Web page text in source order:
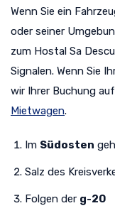
Wenn Sie ein
oder seiner
zum Hostal Sa
Signalen. Wenn Sie
wir Ihrer Buchung
Mietwagen.
Im Südosten
Salz des
Folgen der g-20